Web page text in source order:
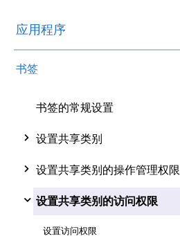
应用程序
书签
书签的常规设置
设置共享类别
设置共享类别的操作管理权限
设置共享类别的访问权限
设置访问权限